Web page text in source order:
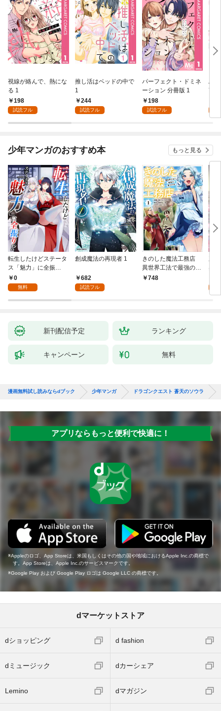
視線が絡んで、熱にな
る 1
198
試読フル
推し活はベッドの中で
1
244
試読フル
パーフェクト・ドミネ
ーション 分冊版 1
198
試読フル
ふ
言
少年マンガのおすすめ本 もっと見る
転生したけどステータ
ス「魅力」に全振
り！？(1)
0
無料
創成魔法の再現者 1
682
試読フル
きのした魔法工務店
異世界工法で最強の家
づくりを（コミック）
748
兆
る
新刊配信予定 ランキング
キャンペーン 無料
漫画無料試し読みならdブック 少年マンガ ドラゴンクエスト 蒼天のソウラ
アプリならもっと便利で快適に！
Appleのロゴ、App Storeは、米国もしくはその他の国や地域におけるApple Inc.の商標で
す。App Storeは、Apple Inc.のサービスマークです。
Google Play および Google Play ロゴは Google LLC の商標です。
dマーケットストア
dショッピング d fashion
dミュージック dカーシェア
Lemino dマガジン